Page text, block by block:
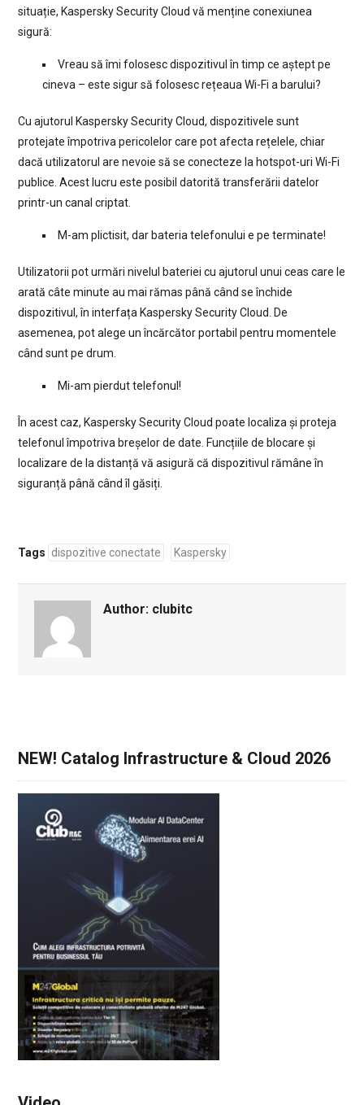
situație, Kaspersky Security Cloud vă menține conexiunea
sigură:
Vreau să îmi folosesc dispozitivul în timp ce aștept pe
cineva – este sigur să folosesc rețeaua Wi-Fi a barului?
Cu ajutorul Kaspersky Security Cloud, dispozitivele sunt
protejate împotriva pericolelor care pot afecta rețelele, chiar
dacă utilizatorul are nevoie să se conecteze la hotspot-uri Wi-Fi
publice. Acest lucru este posibil datorită transferării datelor
printr-un canal criptat.
M-am plictisit, dar bateria telefonului e pe terminate!
Utilizatorii pot urmări nivelul bateriei cu ajutorul unui ceas care le
arată câte minute au mai rămas până când se închide
dispozitivul, în interfața Kaspersky Security Cloud. De
asemenea, pot alege un încărcător portabil pentru momentele
când sunt pe drum.
Mi-am pierdut telefonul!
În acest caz, Kaspersky Security Cloud poate localiza și proteja
telefonul împotriva breșelor de date. Funcțiile de blocare și
localizare de la distanță vă asigură că dispozitivul rămâne în
siguranță până când îl găsiți.
Tags dispozitive conectate Kaspersky
Author: clubitc
NEW! Catalog Infrastructure & Cloud 2026